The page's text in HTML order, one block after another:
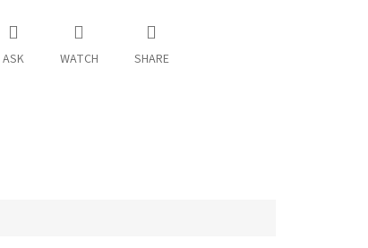
ASK WATCH SHARE